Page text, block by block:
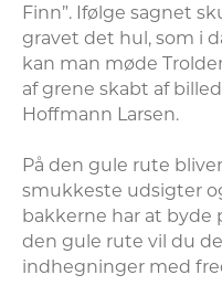
Finn”. Ifølge sagnet
gravet det hul, som i
kan man møde
af grene skabt af
Hoffmann Larsen.
På den gule rute
smukkeste udsigter
bakkerne har at byde
den gule rute vil du
indhegninger med